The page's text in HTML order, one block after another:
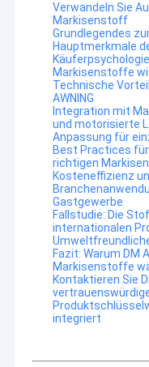
Verwandeln Sie
Markisenstoff
Grundlegendes
Hauptmerkmale
Markisenstoffe
Technische
AWNING
Integration mit
und motorisierte
Anpassung für
Best Practices
richtigen
Kosteneffizienz
Gastgewerbe
Fallstudie: Die
internationalen
Fazit: Warum DM
Markisenstoffe
Kontaktieren Sie
integriert